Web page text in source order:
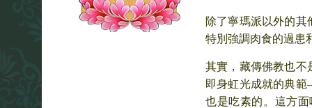
除了寧瑪派以外的
特別強調肉食的過患
其實，藏傳佛教也不
即身虹光成就的典
也是吃素的。這方